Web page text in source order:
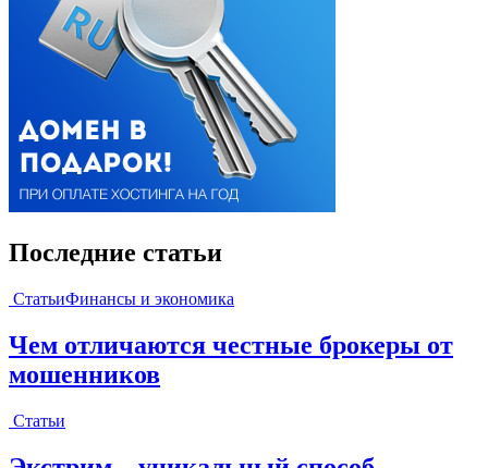
Последние статьи
СтатьиФинансы и экономика
Чем отличаются честные брокеры от
мошенников
Статьи